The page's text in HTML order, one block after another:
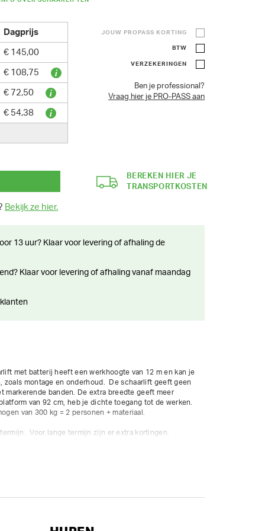
Dagprijs
€ 145,00
€ 108,75
€ 72,50
€ 54,38
JOUW PROPASS KORTING
BTW
VERZEKERINGEN
Ben je professional?
Vraag hier je PRO-PASS aan
Bekijk ze hier.
BEREKEN HIER JE
TRANSPORTKOSTEN
klanten
met batterij heeft een werkhoogte van 12 m en kan je
montage en onderhoud.  De schaarlift geeft geen
banden. De extra breedte geeft meer
van 92 cm, heb je dichte toegang tot de werken.
van 300 kg = 2 personen + materiaal.
Voor lange termijn zijn er extra kortingen.